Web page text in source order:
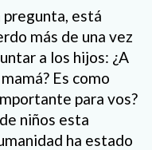
pregunta, está
más de una vez
a los hijos: ¿A
Es como
para vos?
niños esta
ha estado